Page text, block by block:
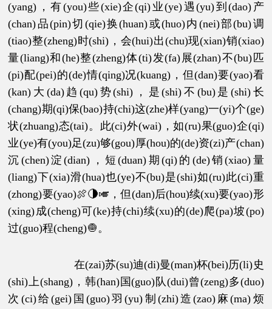
(yang)，有(you)些(xie)企(qi)业(ye)遇(yu)到(dao)产
(chan)品(pin)切(qie)换(huan)或(huo)内(nei)部(bu)调
(tiao)整(zheng)时(shi)，会(hui)出(chu)现(xian)销(xiao)
量(liang)和(he)整(zheng)体(ti)发(fa)展(zhan)不(bu)匹
(pi)配(pei)的(de)情(qing)况(kuang)，但(dan)要(yao)看
(kan)大(da)趋(qu)势(shi)，是(shi)不(bu)是(shi)长
(chang)期(qi)保(bao)持(chi)这(zhe)样(yang)一(yi)个(ge)
状(zhuang)态(tai)。此(ci)外(wai)，如(ru)果(guo)企(qi)
业(ye)有(you)足(zu)够(gou)厚(hou)的(de)资(zi)产(chan)
沉(chen)淀(dian)，短(duan)期(qi)的(de)销(xiao)量
(liang)下(xia)滑(hua)也(ye)不(bu)是(shi)如(ru)此(ci)重
(zhong)要(yao)🍖🌗🎺，但(dan)后(hou)续(xu)要(yao)形
(xing)成(cheng)可(ke)持(chi)续(xu)的(de)爬(pa)坡(po)
过(guo)程(cheng)🧅。
在(zai)苏(su)迪(di)曼(man)杯(bei)历(li)史
(shi)上(shang)，韩(han)国(guo)队(dui)曾(zeng)多(duo)
次(ci)给(gei)国(guo)羽(yu)制(zhi)造(zao)麻(ma)烦